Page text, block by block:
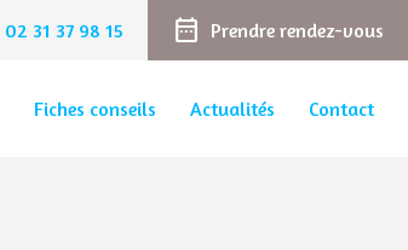
02 31 37 98 15 date_range Prendre rendez-vous
Fiches conseils Actualités Contact